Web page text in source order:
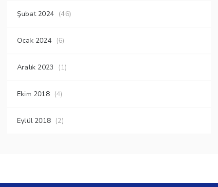
Şubat 2024 (46)
Ocak 2024 (6)
Aralık 2023 (1)
Ekim 2018 (4)
Eylül 2018 (2)